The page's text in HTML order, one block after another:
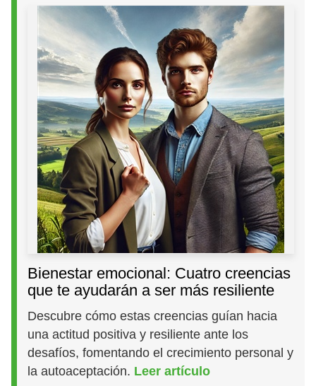
Bienestar emocional: Cuatro creencias
que te ayudarán a ser más resiliente
Descubre cómo estas creencias guían hacia
una actitud positiva y resiliente ante los
desafíos, fomentando el crecimiento personal y
la autoaceptación. Leer artículo